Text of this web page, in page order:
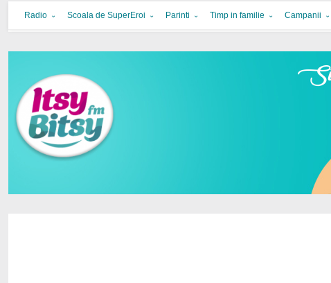
Itsy Bitsy
bucurie in familie
Radio Scoala de SuperEroi Parinti Timp in familie Campanii